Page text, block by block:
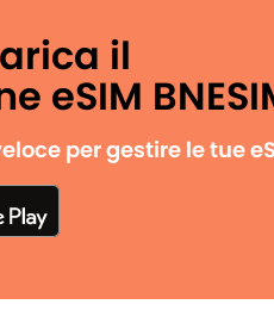
il
eSIM
per gestire le tue